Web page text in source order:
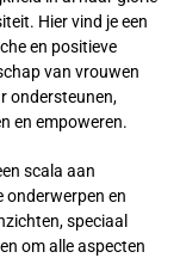
Hier vind je een
en positieve
van vrouwen
ondersteunen,
en empoweren.
scala aan
onderwerpen en
speciaal
om alle aspecten